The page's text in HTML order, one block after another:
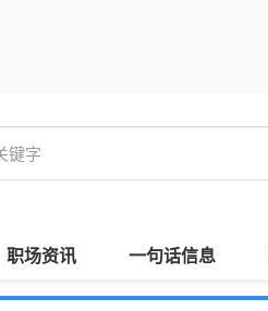
职场资讯 一句话信息